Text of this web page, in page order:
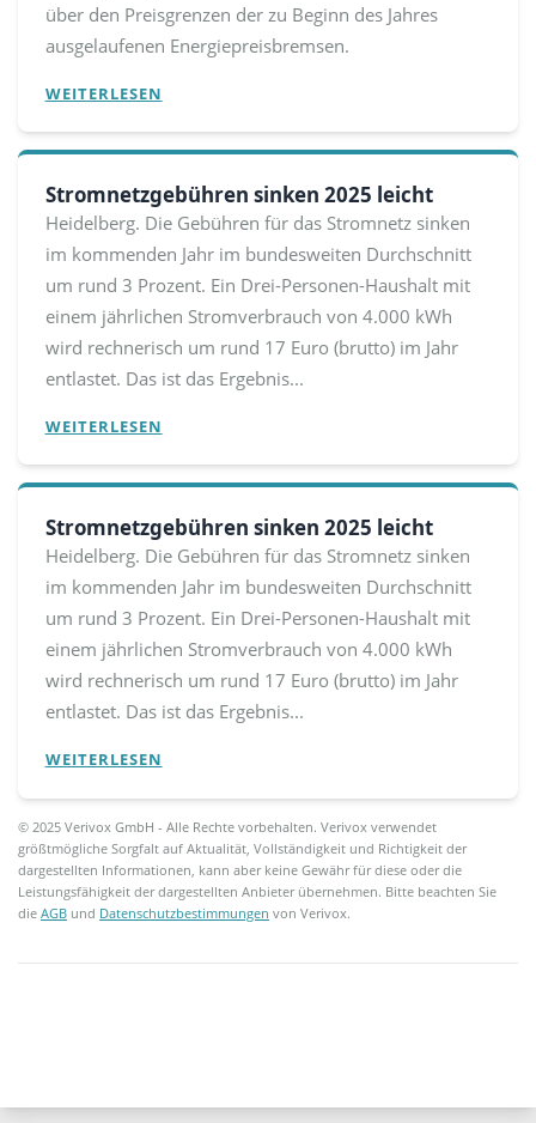
über den Preisgrenzen der zu Beginn des Jahres
ausgelaufenen Energiepreisbremsen.
WEITERLESEN
Stromnetzgebühren sinken 2025 leicht
Heidelberg. Die Gebühren für das Stromnetz sinken
im kommenden Jahr im bundesweiten Durchschnitt
um rund 3 Prozent. Ein Drei-Personen-Haushalt mit
einem jährlichen Stromverbrauch von 4.000 kWh
wird rechnerisch um rund 17 Euro (brutto) im Jahr
entlastet. Das ist das Ergebnis...
WEITERLESEN
Stromnetzgebühren sinken 2025 leicht
Heidelberg. Die Gebühren für das Stromnetz sinken
im kommenden Jahr im bundesweiten Durchschnitt
um rund 3 Prozent. Ein Drei-Personen-Haushalt mit
einem jährlichen Stromverbrauch von 4.000 kWh
wird rechnerisch um rund 17 Euro (brutto) im Jahr
entlastet. Das ist das Ergebnis...
WEITERLESEN
© 2025 Verivox GmbH - Alle Rechte vorbehalten. Verivox verwendet
größtmögliche Sorgfalt auf Aktualität, Vollständigkeit und Richtigkeit der
dargestellten Informationen, kann aber keine Gewähr für diese oder die
Leistungsfähigkeit der dargestellten Anbieter übernehmen. Bitte beachten Sie
dieAGB und Datenschutzbestimmungen von Verivox.